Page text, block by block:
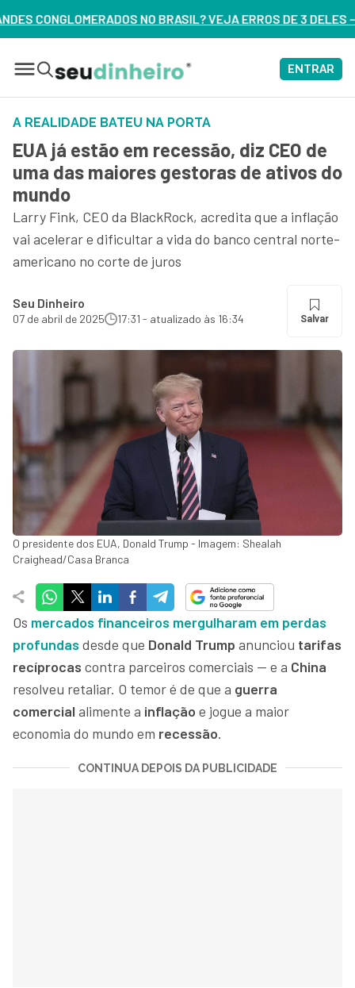
VEJA ERROS DE 3 DELES – ASSISTA AGORA
ENTRAR
A REALIDADE BATEU NA PORTA
EUA já estão em recessão, diz CEO de
uma das maiores gestoras de ativos do
mundo
Larry Fink, CEO da BlackRock, acredita que a inflação
vai acelerar e dificultar a vida do banco central norte-
americano no corte de juros
Seu Dinheiro
07 de abril de 2025 17:31 - atualizado às 16:34 Salvar
O presidente dos EUA, Donald Trump - Imagem: Shealah
Craighead/Casa Branca
Os mercados financeiros mergulharam em perdas
profundas desde que Donald Trump anunciou tarifas
recíprocas contra parceiros comerciais — e a China
resolveu retaliar. O temor é de que a guerra
comercial alimente a inflação e jogue a maior
economia do mundo em recessão.
CONTINUA DEPOIS DA PUBLICIDADE